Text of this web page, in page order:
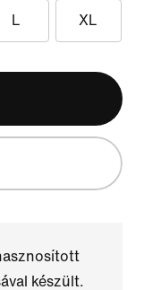
L XL
készült.